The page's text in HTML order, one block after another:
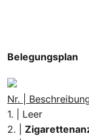
Belegungsplan
Nr. |
1. | Leer
2. |